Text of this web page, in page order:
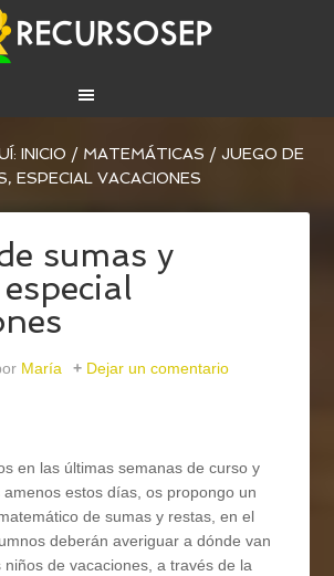
INICIO / MATEMÁTICAS / JUEGO DE
ESPECIAL VACACIONES
sumas y
María Dejar un comentario
en las últimas semanas de curso y
estos días, os propongo un
de sumas y restas, en el
deberán averiguar a dónde van
niños de vacaciones, a través de la